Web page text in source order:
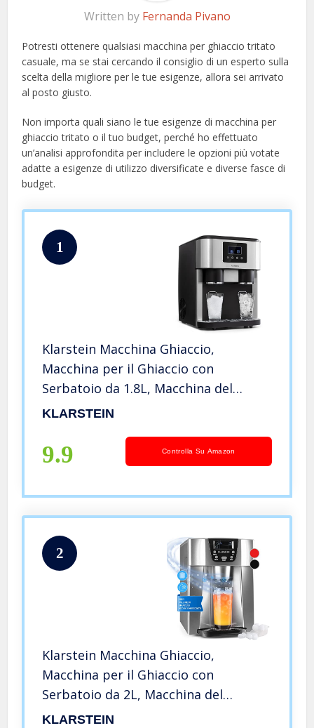
Written by Fernanda Pivano
Potresti ottenere qualsiasi macchina per ghiaccio tritato
casuale, ma se stai cercando il consiglio di un esperto sulla
scelta della migliore per le tue esigenze, allora sei arrivato
al posto giusto.
Non importa quali siano le tue esigenze di macchina per
ghiaccio tritato o il tuo budget, perché ho effettuato
un’analisi approfondita per includere le opzioni più votate
adatte a esigenze di utilizzo diversificate e diverse fasce di
budget.
1
Klarstein Macchina Ghiaccio,
Macchina per il Ghiaccio con
Serbatoio da 1.8L, Macchina del
Ghiaccio per Cucina, Eroga 15kg di
Macchina Ghiaccio Casa per Drink e
Bevande
KLARSTEIN
9.9 Controlla Su Amazon
2
Klarstein Macchina Ghiaccio,
Macchina per il Ghiaccio con
Serbatoio da 2L, Macchina del
Ghiaccio per Cucina, Eroga 12kg di
KLARSTEIN